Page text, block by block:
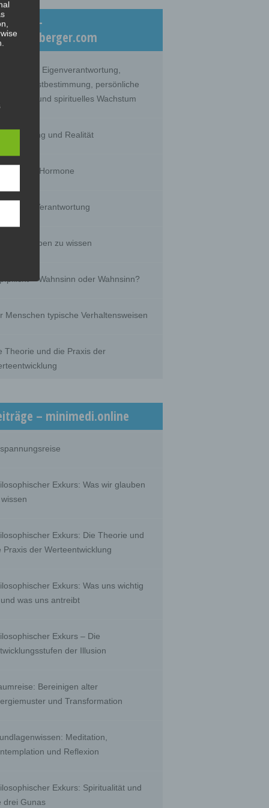
–
Eigenverantwortung,
Selbstbestimmung, persönliche
und spirituelles Wachstum
und Realität
und Hormone
und Verantwortung
wir glauben zu wissen
– Wahnsinn oder Wahnsinn?
Menschen typische Verhaltensweisen
Theorie und die Praxis der
– minimedi.online
Exkurs: Was wir glauben
Exkurs: Die Theorie und
Praxis der Werteentwicklung
Exkurs: Was uns wichtig
was uns antreibt
Exkurs – Die
der Illusion
Bereinigen alter
und Transformation
Meditation,
und Reflexion
Exkurs: Spiritualität und
drei Gunas
use
to
with
than